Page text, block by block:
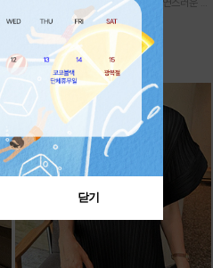
형 커버 허리 전체 밴딩으로 편안한 착용감
29,000
닫기